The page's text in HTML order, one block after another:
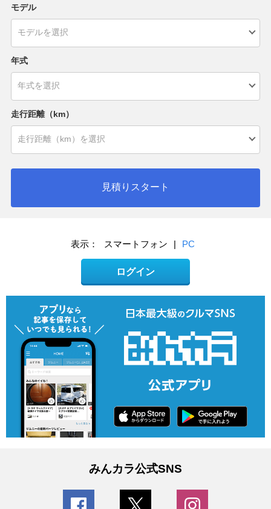
モデル
年式
走行距離（km）
見積りスタート
表示： スマートフォン | PC
ログイン
みんカラ公式SNS